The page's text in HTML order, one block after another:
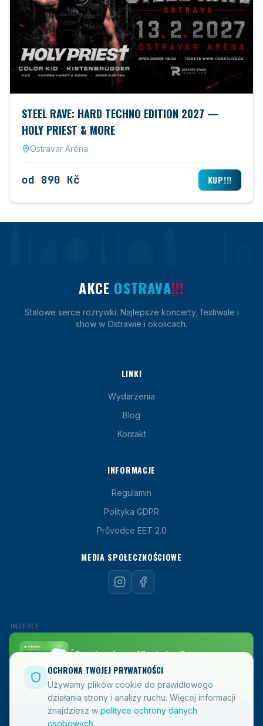
STEEL RAVE: HARD TECHNO EDITION 2027 —
HOLY PRIEST & MORE
Ostravar Aréna
od 890 Kč KUP!!!
AKCE OSTRAVA!!!
Stalowe serce rozrywki. Najlepsze koncerty, festiwale i
show w Ostrawie i okolicach.
LINKI
Wydarzenia
Blog
Kontakt
INFORMACJE
Regulamin
Polityka GDPR
Průvodce EET 2.0
MEDIA SPOŁECZNOŚCIOWE
OCHRONA TWOJEJ PRYWATNOŚCI
Używamy plików cookie do prawidłowego
działania strony i analizy ruchu. Więcej informacji
znajdziesz w polityce ochrony danych
osobowych.